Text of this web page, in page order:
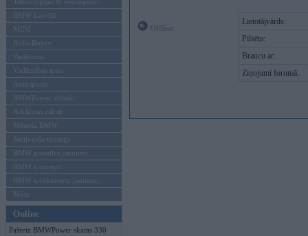
BMW Latvijā
MINI
Rolls-Royce
Pasākumi
Vadāmības tests
Autosports
BMWPower aktuāli
Reklāmas raksti
Mēneša BMW
Sērijveida tūnings
BMW pasaules jaunumi
BMW koncepti
BMW konkurentu jaunumi
Moto
Online
Pašreiz BMWPower skatās 330
Lietotājvārds:
Pilsēta:
Braucu ar:
Ziņojumi forumā: